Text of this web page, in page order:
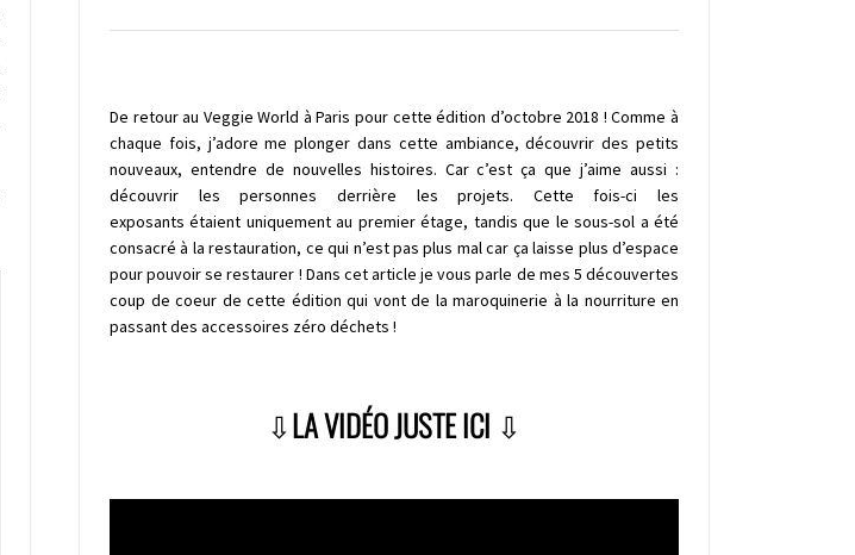
De retour au Veggie World à Paris pour cette édition d’octobre 2018 ! Comme à
chaque fois, j’adore me plonger dans cette ambiance, découvrir des petits
nouveaux, entendre de nouvelles histoires. Car c’est ça que j’aime aussi :
découvrir les personnes derrière les projets. Cette fois-ci les
exposantsétaient uniquement au premier étage, tandis que le sous-sol a été
consacré à la restauration, ce qui n’est pas plus mal car ça laisse plus d’espace
pour pouvoir se restaurer ! Dans cet article je vous parle de mes 5 découvertes
coup de coeur de cette édition qui vont de la maroquinerie à la nourriture en
passant des accessoires zéro déchets !
⇩LA VIDÉO JUSTE ICI ⇩